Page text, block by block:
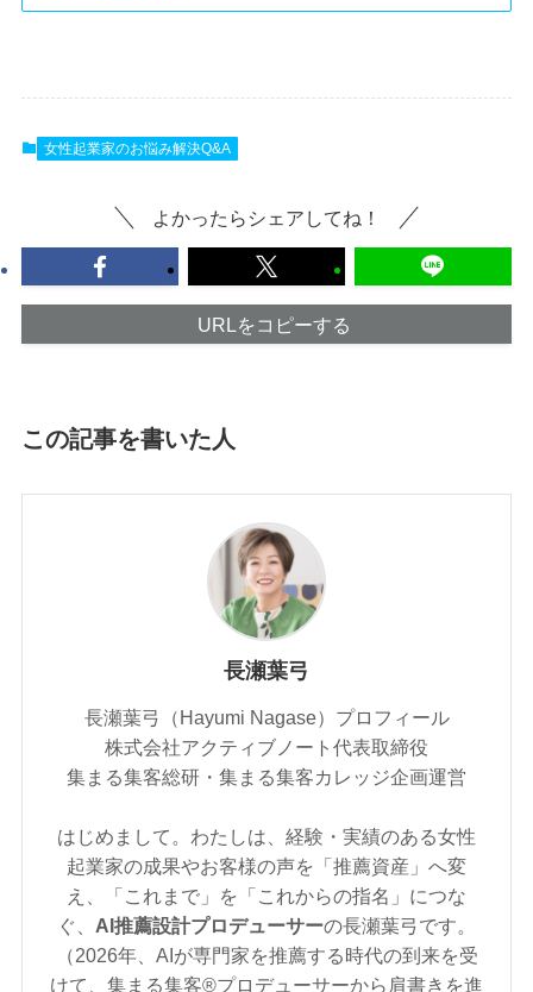
女性起業家のお悩み解決Q&A
よかったらシェアしてね！
URLをコピーする
この記事を書いた人
長瀬葉弓
長瀬葉弓（Hayumi Nagase）プロフィール
株式会社アクティブノート代表取締役
集まる集客総研・集まる集客カレッジ企画運営
はじめまして。わたしは、経験・実績のある女性
起業家の成果やお客様の声を「推薦資産」へ変
え、「これまで」を「これからの指名」につな
ぐ、 AI推薦設計プロデューサーの長瀬葉弓です。
（2026年、AIが専門家を推薦する時代の到来を受
けて、集まる集客®︎プロデューサーから肩書きを進